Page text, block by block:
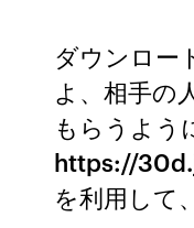
ダウンロー
よ、相手の
もらうよう
https://
を利用して